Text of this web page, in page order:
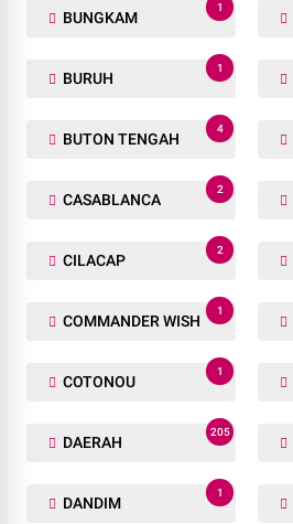
BUNGKAM
1
BURUH
1
BUTON TENGAH
4
CASABLANCA
2
CILACAP
2
COMMANDER WISH
1
COTONOU
1
DAERAH
205
DANDIM
1